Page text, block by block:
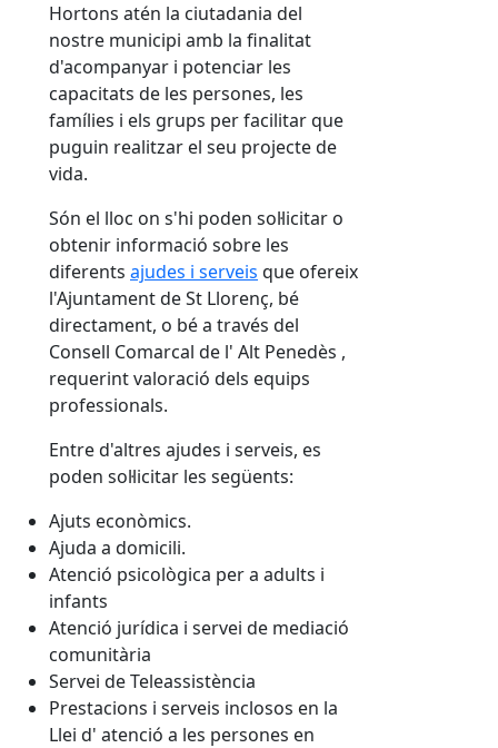
Hortons atén la ciutadania del
nostre municipi amb la finalitat
d'acompanyar i potenciar les
capacitats de les persones, les
famílies i els grups per facilitar que
puguin realitzar el seu projecte de
vida.
Són el lloc on s'hi poden sol·licitar o
obtenir informació sobre les
diferents ajudes i serveis que ofereix
l'Ajuntament de St Llorenç, bé
directament, o bé a través del
Consell Comarcal de l' Alt Penedès ,
requerint valoració dels equips
professionals.
Entre d'altres ajudes i serveis, es
poden sol·licitar les següents:
Ajuts econòmics.
Ajuda a domicili.
Atenció psicològica per a adults i
infants
Atenció jurídica i servei de mediació
comunitària
Servei de Teleassistència
Prestacions i serveis inclosos en la
Llei d' atenció a les persones en